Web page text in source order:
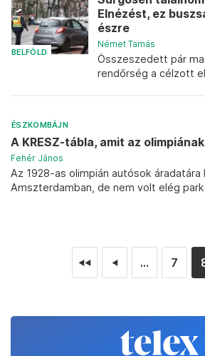
BELFÖLD
Elnézést, ez
észre
Német Tamás
Összeszedett pár
rendőrség a célzott
ÉSZKOMBÁJN
A KRESZ-tábla, amit az
Fehér János
Az 1928-as olimpián autósok áradatára
Amszterdamban, de nem volt elég
◄◄ ◄ ... 7